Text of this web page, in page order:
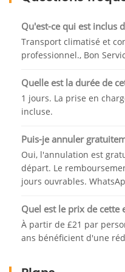
célèbres.
Tout en profitant du
chauffeur pour
sélectionné l'un des
panoramiques au
reconnue comme site
les plus
Terminez la belle
Ouarzazate, ayez un
climatisé pour
Marrakech et arriver
Qu'est-ce qui est inclus
Transport climatisé et
professionnel., Bon
Quelle est la durée de
1 jours. La prise en
incluse.
Puis-je annuler
Oui, l'annulation est
départ. Le
jours ouvrables.
Quel est le prix de cette
À partir de £21 par
ans bénéficient d'une